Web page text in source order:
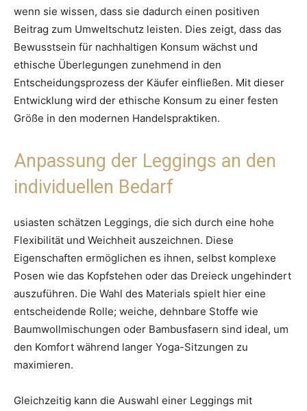
wenn sie wissen, dass sie dadurch einen positiven
Beitrag zum Umweltschutz leisten. Dies zeigt, dass das
Bewusstsein für nachhaltigen Konsum wächst und
ethische Überlegungen zunehmend in den
Entscheidungsprozess der Käufer einfließen. Mit dieser
Entwicklung wird der ethische Konsum zu einer festen
Größe in den modernen Handelspraktiken.
Anpassung der Leggings an den
individuellen Bedarf
usiasten schätzen Leggings, die sich durch eine hohe
Flexibilität und Weichheit auszeichnen. Diese
Eigenschaften ermöglichen es ihnen, selbst komplexe
Posen wie das Kopfstehen oder das Dreieck ungehindert
auszuführen. Die Wahl des Materials spielt hier eine
entscheidende Rolle; weiche, dehnbare Stoffe wie
Baumwollmischungen oder Bambusfasern sind ideal, um
den Komfort während langer Yoga-Sitzungen zu
maximieren.
Gleichzeitig kann die Auswahl einer Leggings mit